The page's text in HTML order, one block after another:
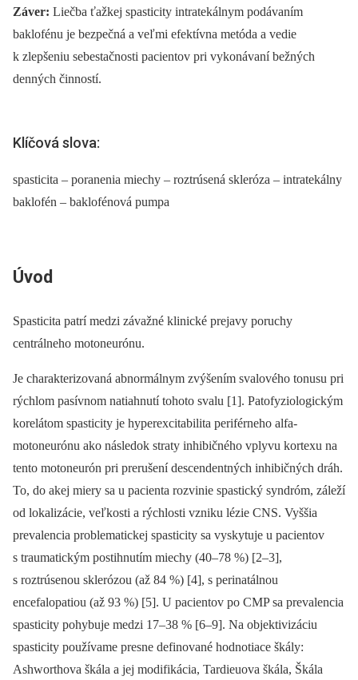
Záver: Liečba ťažkej spasticity intratekálnym podávaním
baklofénu je bezpečná a veľmi efektívna metóda a vedie
k zlepšeniu sebestačnosti pacientov pri vykonávaní bežných
denných činností.
Klíčová slova:
spasticita – poranenia miechy – roztrúsená skleróza – intratekálny
baklofén – baklofénová pumpa
Úvod
Spasticita patrí medzi závažné klinické prejavy poruchy
centrálneho motoneurónu.
Je charakterizovaná abnormálnym zvýšením svalového tonusu pri
rýchlom pasívnom natiahnutí tohoto svalu [1]. Patofyziologickým
korelátom spasticity je hyperexcitabilita periférneho alfa-
motoneurónu ako následok straty inhibičného vplyvu kortexu na
tento motoneurón pri prerušení descendentných inhibičných dráh.
To, do akej miery sa u pacienta rozvinie spastický syndróm, záleží
od lokalizácie, veľkosti a rýchlosti vzniku lézie CNS. Vyššia
prevalencia problematickej spasticity sa vyskytuje u pacientov
s traumatickým postihnutím miechy (40–78 %) [2–3],
s roztrúsenou sklerózou (až 84 %) [4], s perinatálnou
encefalopatiou (až 93 %) [5]. U pacientov po CMP sa prevalencia
spasticity pohybuje medzi 17–38 % [6–9]. Na objektivizáciu
spasticity používame presne definované hodnotiace škály:
Ashworthova škála a jej modifikácia, Tardieuova škála, Škála